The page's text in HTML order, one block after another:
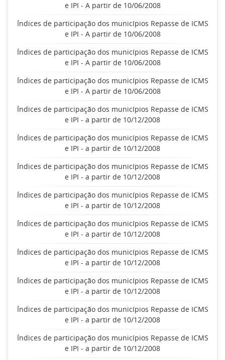
e IPI - A partir de 10/06/2008
Índices de participação dos municípios Repasse de ICMS
e IPI - A partir de 10/06/2008
Índices de participação dos municípios Repasse de ICMS
e IPI - A partir de 10/06/2008
Índices de participação dos municípios Repasse de ICMS
e IPI - A partir de 10/06/2008
Índices de participação dos municípios Repasse de ICMS
e IPI - a partir de 10/12/2008
Índices de participação dos municípios Repasse de ICMS
e IPI - a partir de 10/12/2008
Índices de participação dos municípios Repasse de ICMS
e IPI - a partir de 10/12/2008
Índices de participação dos municípios Repasse de ICMS
e IPI - a partir de 10/12/2008
Índices de participação dos municípios Repasse de ICMS
e IPI - a partir de 10/12/2008
Índices de participação dos municípios Repasse de ICMS
e IPI - a partir de 10/12/2008
Índices de participação dos municípios Repasse de ICMS
e IPI - a partir de 10/12/2008
Índices de participação dos municípios Repasse de ICMS
e IPI - a partir de 10/12/2008
Índices de participação dos municípios Repasse de ICMS
e IPI - a partir de 10/12/2008